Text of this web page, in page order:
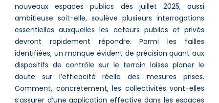
nouveaux espaces publics dès juillet 2025, aussi
ambitieuse soit-elle, soulève plusieurs interrogations
essentielles auxquelles les acteurs publics et privés
devront rapidement répondre. Parmi les failles
identifiées, un manque évident de précision quant aux
dispositifs de contrôle sur le terrain laisse planer le
doute sur l’efficacité réelle des mesures prises.
Comment, concrètement, les collectivités vont-elles
s’assurer d’une application effective dans les espaces